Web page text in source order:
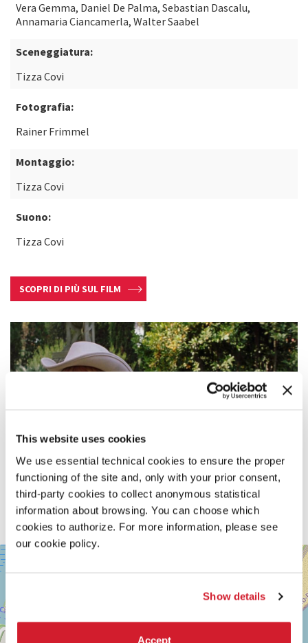
This website uses cookies
We use essential technical cookies to ensure the proper
functioning of the site and, only with your prior consent,
third-party cookies to collect anonymous statistical
information about browsing. You can choose which
cookies to authorize. For more information, please see
our cookie policy.
Show details
Accept
Vera Gemma, Daniel De Palma, Sebastian Dascalu,
Annamaria Ciancamerla, Walter Saabel
Sceneggiatura:
Tizza Covi
Fotografia:
Rainer Frimmel
Montaggio:
Tizza Covi
Suono:
Tizza Covi
SCOPRI DI PIÙ SUL FILM
SALA
CASINÒ
MARCONI
30126
LIDO
DI